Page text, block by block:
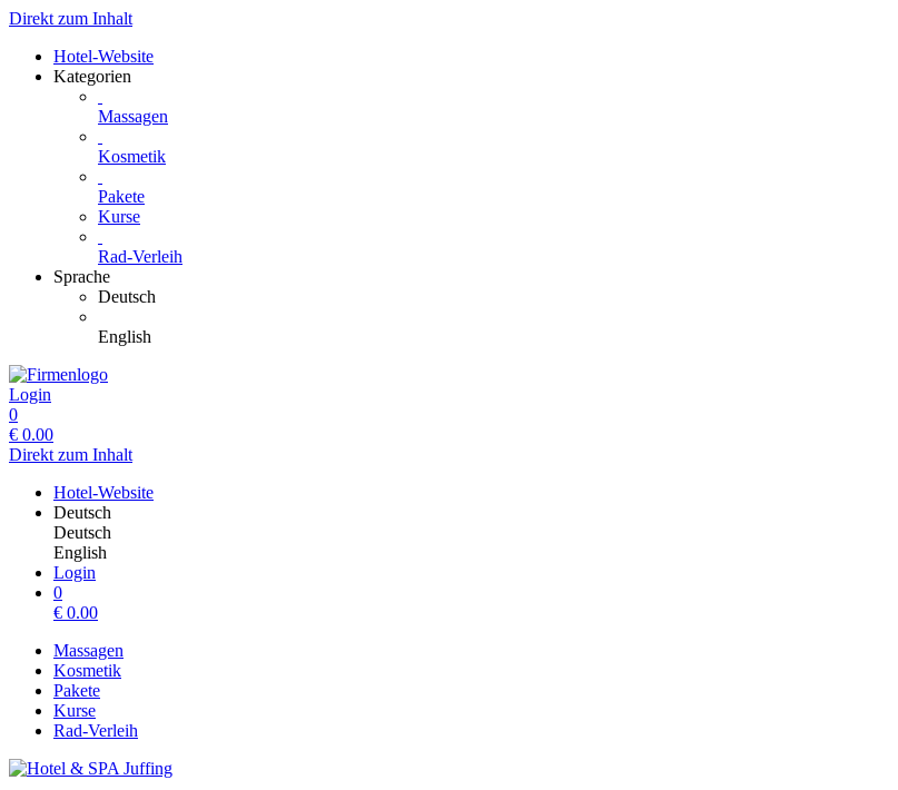
Direkt zum Inhalt
Hotel-Website
Kategorien
Massagen
Kosmetik
Pakete
Kurse
Rad-Verleih
Sprache
Deutsch
English
Login
0
€ 0.00
Direkt zum Inhalt
Hotel-Website
Deutsch
Deutsch
English
Login
0
€ 0.00
Massagen
Kosmetik
Pakete
Kurse
Rad-Verleih